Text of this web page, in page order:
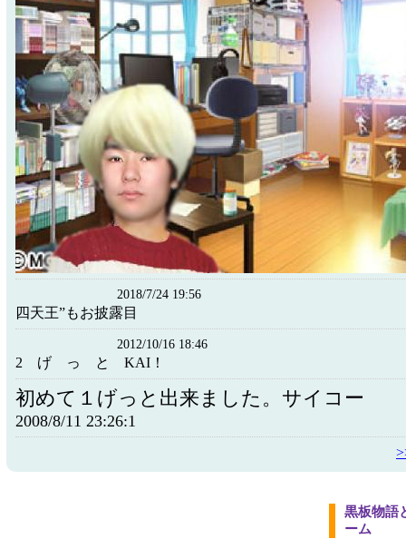
2018/7/24 19:56
四天王”もお披露目
2012/10/16 18:46
2 げ っ と KAI！
初めて１げっと出来ました。サイコー
2008/8/11 23:26:1
黒板物語
ーム